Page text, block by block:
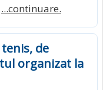
...continuare.
de
organizat la